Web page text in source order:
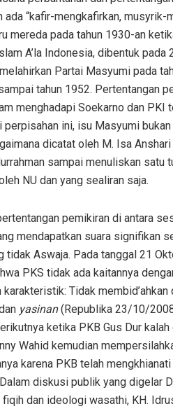
ada “kafir-mengkafirkan,
mereda pada tahun 1930-an
A’la Indonesia, dibentuk
Partai Masyumi pada
tahun 1952. Pertentangan
menghadapi Soekarno dan PKI
ini, isu Masyumi
dicatat oleh M. Isa
sampai menuliskan
NU dan yang sealiran saja.
pemikiran di antara
mendapatkan suara signifikan
tidak Aswaja. Pada tanggal 21
PKS tidak ada kaitannya
karakteristik: Tidak
yasinan(Republika 23/10/
ketika PKB Gus Dur
Wahid kemudian
karena PKB telah
Dalam diskusi publik yang
dan ideologi wasathi, KH.